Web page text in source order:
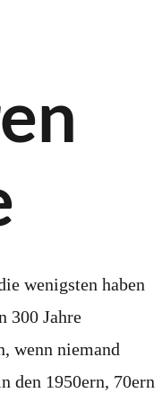
wenigsten haben
300 Jahre
wenn niemand
den 1950ern, 70ern